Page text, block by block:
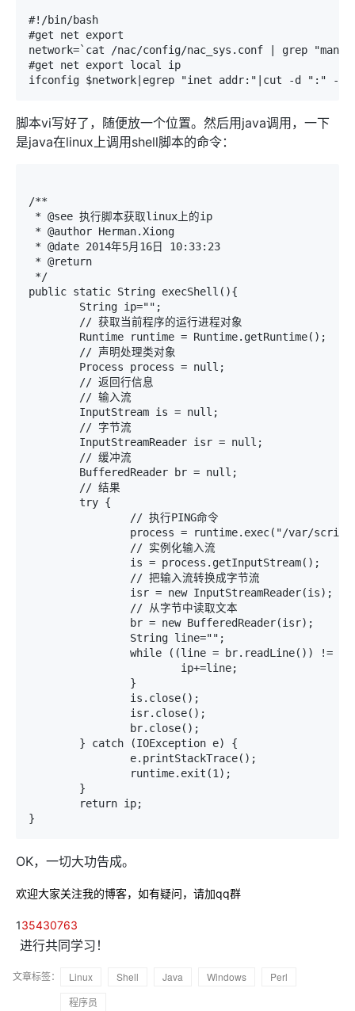
#!/bin/bash
#get net export
network=`cat /nac/config/nac_sys.conf | grep
#get net export local ip
脚本vi写好了，随便放一个位置。然后用java调用，一下
是java在linux上调用shell脚本的命令：
/**
* @see 执行脚本获取linux上的ip
* @author Herman.Xiong
* @date 2014年5月16日 10:33:23
* @return
*/
public static String execShell(){
}
OK，一切大功告成。
欢迎大家关注我的博客，如有疑问，请加qq群
135430763
进行共同学习！
文章标签： Linux Shell Java Windows
Perl
程序员